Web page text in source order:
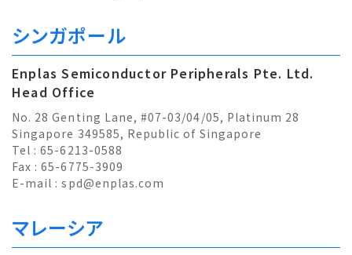
シンガポール
Enplas Semiconductor Peripherals Pte. Ltd.
Head Office
No. 28 Genting Lane, #07-03/04/05, Platinum 28
Singapore 349585, Republic of Singapore
Tel : 65-6213-0588
Fax : 65-6775-3909
E-mail :spd@enplas.com
マレーシア